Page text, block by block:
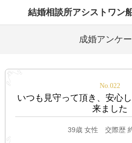
結婚相談所アシストワン
成婚アンケ
No.022
いつも見守って頂き、安心
来ました
39歳 女性 交際歴